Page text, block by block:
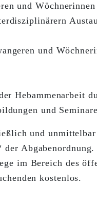
und
und
Hebammenarbeit
und
und
der
im Bereich des
kostenlos.